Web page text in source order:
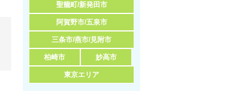
聖籠町/新発田市
阿賀野市/五泉市
三条市/燕市/見附市
柏崎市 妙高市
東京エリア